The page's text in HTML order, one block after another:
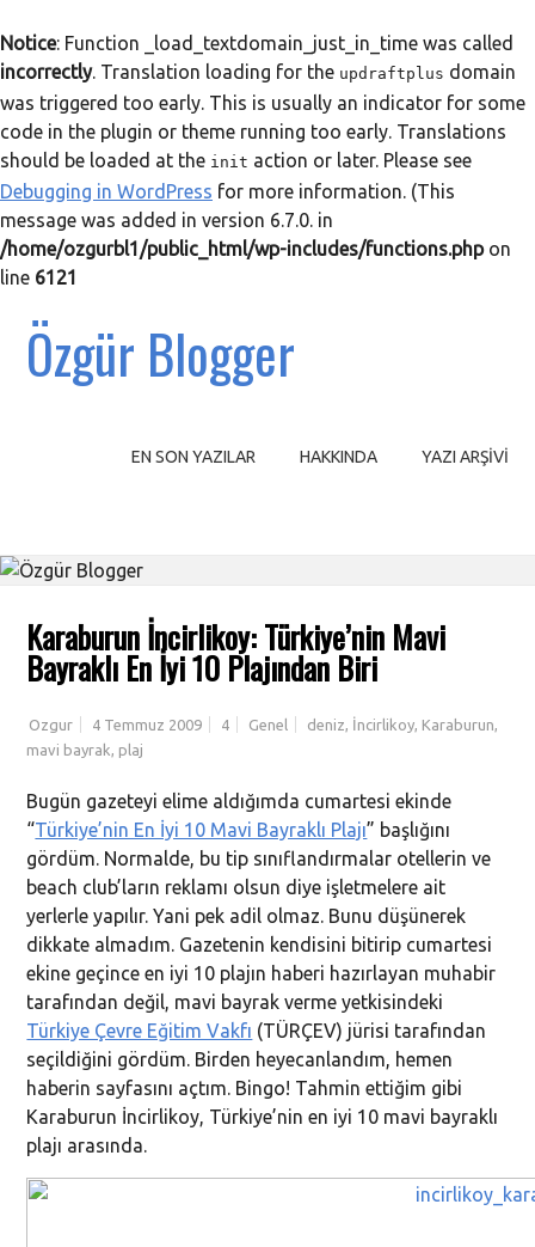
Notice: Function _load_textdomain_just_in_time was called
incorrectly. Translation loading for the updraftplus domain
was triggered too early. This is usually an indicator for some
code in the plugin or theme running too early. Translations
should be loaded at the init action or later. Please see
Debugging in WordPress for more information. (This
message was added in version 6.7.0. in
/home/ozgurbl1/public_html/wp-includes/functions.phpon
line 6121
Özgür Blogger
EN SON YAZILAR HAKKINDA YAZI ARŞIVI
Karaburun İncirlikoy: Türkiye’nin Mavi
Bayraklı En İyi 10 Plajından Biri
Ozgur 4 Temmuz 2009 4 Genel deniz, İncirlikoy, Karaburun,
mavi bayrak, plaj
Bugün gazeteyi elime aldığımda cumartesi ekinde
“Türkiye’nin En İyi 10 Mavi Bayraklı Plajı” başlığını
gördüm. Normalde, bu tip sınıflandırmalar otellerin ve
beach club’ların reklamı olsun diye işletmelere ait
yerlerle yapılır. Yani pek adil olmaz. Bunu düşünerek
dikkate almadım. Gazetenin kendisini bitirip cumartesi
ekine geçince en iyi 10 plajın haberi hazırlayan muhabir
tarafından değil, mavi bayrak verme yetkisindeki
Türkiye Çevre Eğitim Vakfı (TÜRÇEV) jürisi tarafından
seçildiğini gördüm. Birden heyecanlandım, hemen
haberin sayfasını açtım. Bingo! Tahmin ettiğim gibi
Karaburun İncirlikoy, Türkiye’nin en iyi 10 mavi bayraklı
plajı arasında.